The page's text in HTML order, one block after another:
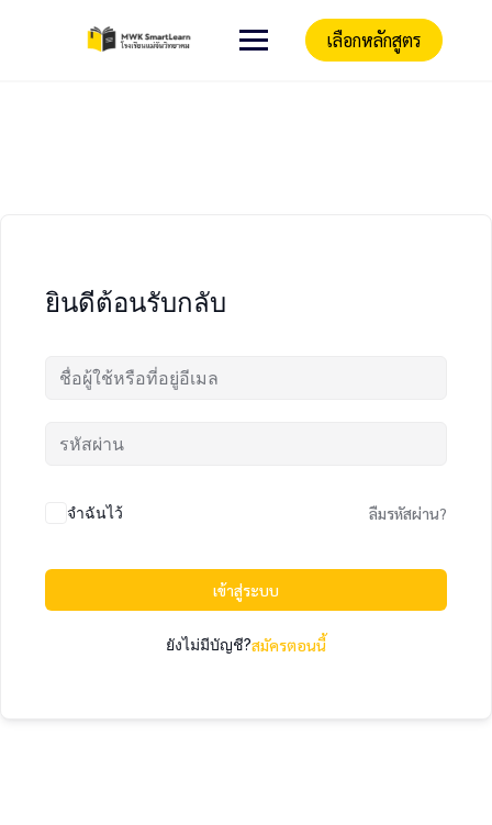
เลือกหลักสูตร
ยินดีต้อนรับกลับ
จำฉันไว้ ลืมรหัสผ่าน?
เข้าสู่ระบบ
ยังไม่มีบัญชี?สมัครตอนนี้